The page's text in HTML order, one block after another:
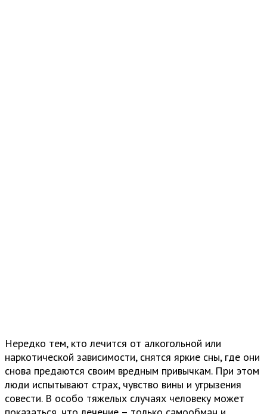
Нередко тем, кто лечится от алкогольной или
наркотической зависимости, снятся яркие сны, где они
снова предаются своим вредным привычкам. При этом
люди испытывают страх, чувство вины и угрызения
совести. В особо тяжелых случаях человеку может